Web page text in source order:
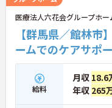
医療法人六花会グループホー
【群馬県／館林
ームでのケアサポ
給料
月収 18.6
年収 265